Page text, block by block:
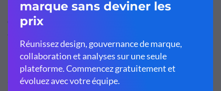
Malheureusement, seules trois polices sont disponibles
dans Markup. Nous avions besoin de plus d'espace pour
travailler lorsque nous avons ajouté le texte sous la flèche
rouge. Dans Markup, vous ne disposez que de la zone de
l’image sur laquelle écrire. Enfin, nous avons ajouté un
autre cercle de gribouillage et une boîte avec le dernier